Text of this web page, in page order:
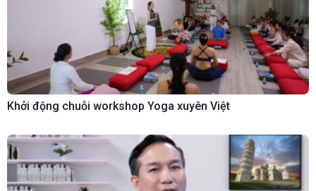
Khởi động chuỗi workshop Yoga xuyên Việt